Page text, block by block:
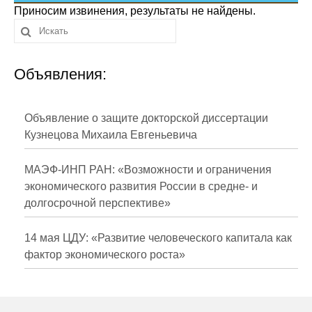
Сотрудники
Отчетность
Противодействие коррупции
Публикации
Научная жизнь
Издания
Проблемы прогнозирования
О журнале
Приносим извинения, результаты не найдены.
Объявления:
Объявление о защите докторской диссертации
Кузнецова Михаила Евгеньевича
МАЭФ-ИНП РАН: «Возможности и ограничения
экономического развития России в средне- и
долгосрочной перспективе»
14 мая ЦДУ: «Развитие человеческого капитала как
фактор экономического роста»